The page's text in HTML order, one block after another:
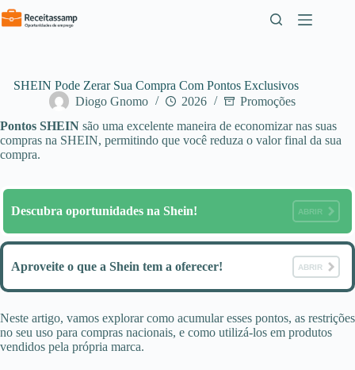
Pular
para
SHEIN Pode Zerar Sua Compra Com Pontos Exclusivos
Diogo Gnomo
2026
Promoções
Pontos SHEIN são uma excelente maneira de economizar nas suas
compras na SHEIN, permitindo que você reduza o valor final da sua
compra.
Descubra oportunidades na Shein! ABRIR
Aproveite o que a Shein tem a oferecer! ABRIR
Neste artigo, vamos explorar como acumular esses pontos, as restrições
no seu uso para compras nacionais, e como utilizá-los em produtos
vendidos pela própria marca.